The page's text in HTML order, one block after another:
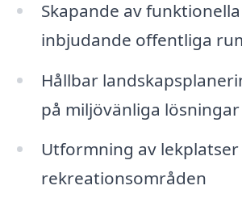
Skapande av
inbjudande offentliga
Hållbar
på miljövänliga lösningar
Utformning av
rekreationsområden